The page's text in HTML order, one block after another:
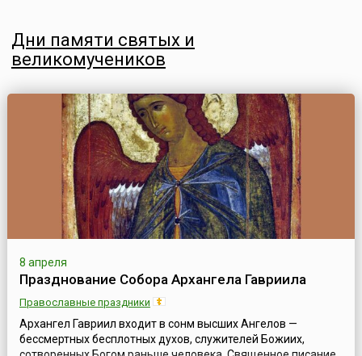
Дни памяти святых и
великомучеников
8 апреля
Празднование Собора Архангела Гавриила
Православные праздники
Архангел Гавриил входит в сонм высших Ангелов —
бессмертных бесплотных духов, служителей Божиих,